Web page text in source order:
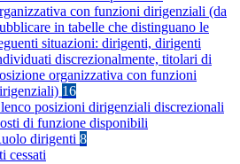
con funzioni dirigenziali (da
in tabelle che distinguano le
situazioni: dirigenti, dirigenti
discrezionalmente, titolari di
organizzativa con funzioni
16
posizioni dirigenziali discrezionali
di funzione disponibili
dirigenti 8
cessati